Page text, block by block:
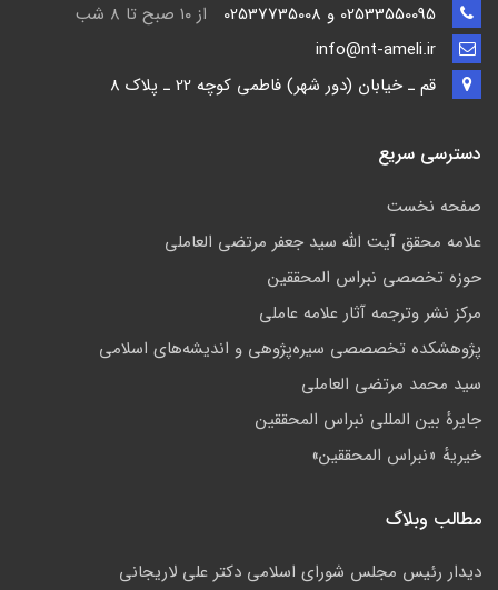
از ۱۰ صبح تا ۸ شب
قم ـ خيابان (دور شهر) فاطمي كوچه 22 ـ پلاک 8
دسترسی سریع
صفحه نخست
علامه محقق آیت الله سید جعفر مرتضی العاملی
حوزه تخصصی نبراس المحققین
مركز نشر وترجمه آثار علامه عاملی
پژوهشكده تخصصصى سیره‌پژوهی و اندیشه‌های اسلامی
سید محمد مرتضی العاملی
جايرهٔ بین المللی نبراس المحققین
خيريهٔ «نبراس المحققين»
مطالب وبلاگ
ديدار رئيس مجلس شوراى اسلامي دكتر على لاريجانى